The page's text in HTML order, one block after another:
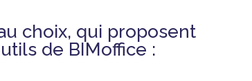
choix, qui proposent
de BIMoffice :